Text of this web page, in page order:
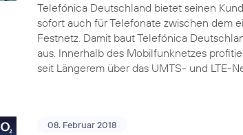
Telefónica Deutschland bietet seinen
sofort auch für Telefonate zwischen dem
Festnetz. Damit baut Telefónica
aus. Innerhalb des Mobilfunknetzes
seit Längerem über das UMTS- und LTE-
08. Februar 2018